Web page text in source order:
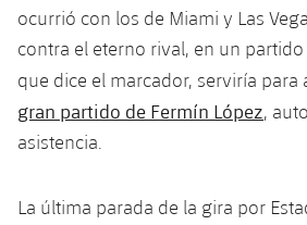
Clasificaciones
Fotos
VALORANT Rising
VALORANT Game Changers
eFootball
ocurrió con los de Miami y Las
contra el eterno rival, en un
que dice el marcador, serviría para
gran partido de Fermín López,
asistencia.
La última parada de la gira por